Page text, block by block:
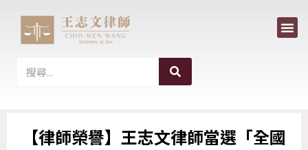
單
搜
搜
尋
【律師榮譽】王志文律師當選「全國